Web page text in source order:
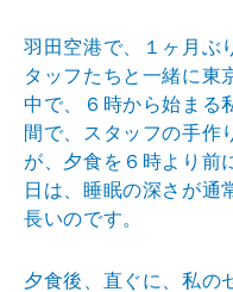
羽田空港で、１ヶ月ぶ
タッフたちと一緒に東
中で、６時から始まる
間で、スタッフの手作
が、夕食を６時より前
日は、睡眠の深さが通
長いのです。
夕食後、直ぐに、私の